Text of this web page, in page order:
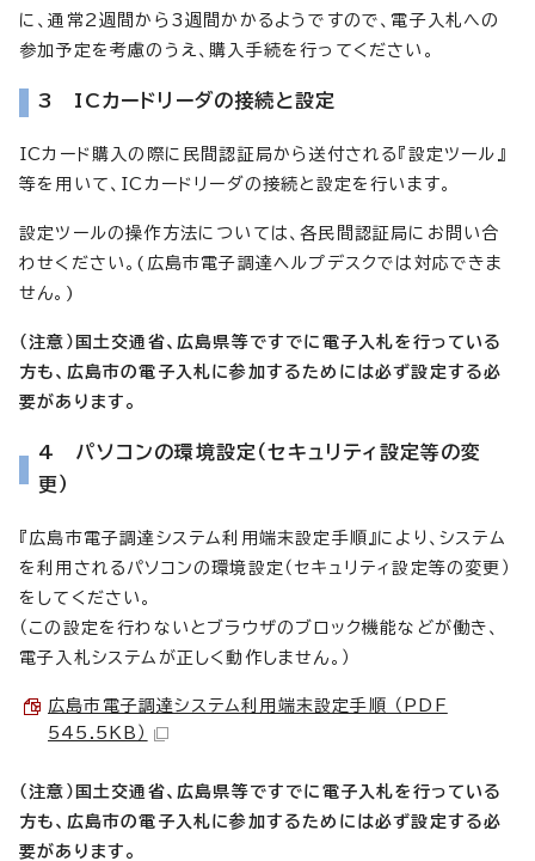
に、通常2週間から3週間かかるようですので、電子入札への
参加予定を考慮のうえ、購入手続を行ってください。
3 ICカードリーダの接続と設定
ICカード購入の際に民間認証局から送付される『設定ツール』
等を用いて、ICカードリーダの接続と設定を行います。
設定ツールの操作方法については、各民間認証局にお問い合
わせください。(広島市電子調達ヘルプデスクでは対応できま
せん。)
（注意）国土交通省、広島県等ですでに電子入札を行っている
方も、広島市の電子入札に参加するためには必ず設定する必
要があります。
4 パソコンの環境設定（セキュリティ設定等の変
更）
『広島市電子調達システム利用端末設定手順』により、システム
を利用されるパソコンの環境設定（セキュリティ設定等の変更）
をしてください。
（この設定を行わないとブラウザのブロック機能などが働き、
電子入札システムが正しく動作しません。）
広島市電子調達システム利用端末設定手順 （PDF
545.5KB）
（注意）国土交通省、広島県等ですでに電子入札を行っている
方も、広島市の電子入札に参加するためには必ず設定する必
要があります。